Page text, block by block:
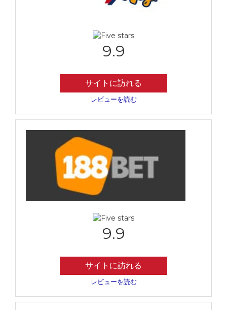
9.9
サイトに訪れる
レビューを読む
9.9
サイトに訪れる
レビューを読む